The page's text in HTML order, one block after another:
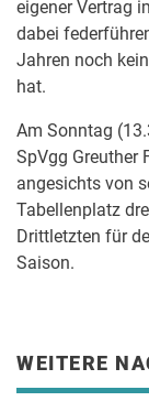
eigener Vertrag
dabei
Jahren noch
hat.
Am Sonntag
SpVgg Greuther
angesichts von
Tabellenplatz
Drittletzten für
Saison.
WEITERE